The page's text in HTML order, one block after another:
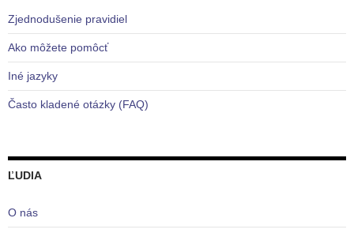
Zjednodušenie pravidiel
Ako môžete pomôcť
Iné jazyky
Často kladené otázky (FAQ)
ĽUDIA
O nás